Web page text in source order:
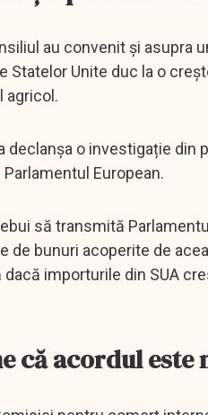
au convenit și asupra
Statelor Unite duc la o
agricol.
declanșa o investigație
European.
să transmită
de bunuri acoperite de
importurile din SUA
că acordul